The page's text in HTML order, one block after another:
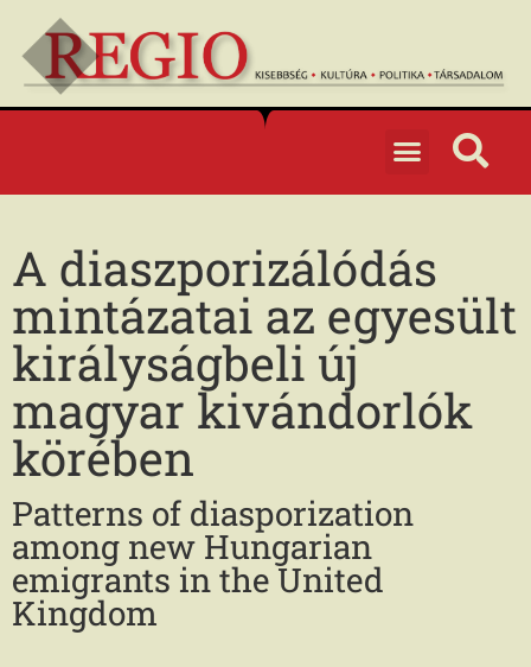
A diaszporizálódás
mintázatai az egyesült
királyságbeli új
magyar kivándorlók
körében
Patterns of diasporization
among new Hungarian
emigrants in the United
Kingdom